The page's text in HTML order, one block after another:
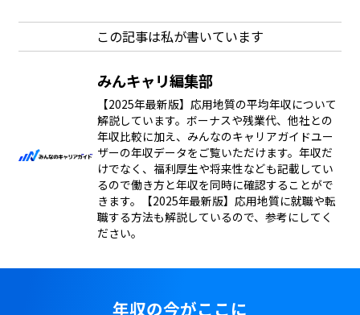
この記事は私が書いています
みんキャリ編集部
【2025年最新版】応用地質の平均年収について
解説しています。ボーナスや残業代、他社との
年収比較に加え、みんなのキャリアガイドユー
ザーの年収データをご覧いただけます。年収だ
けでなく、福利厚生や将来性なども記載してい
るので働き方と年収を同時に確認することがで
きます。【2025年最新版】応用地質に就職や転
職する方法も解説しているので、参考にしてく
ださい。
年収の今がここに